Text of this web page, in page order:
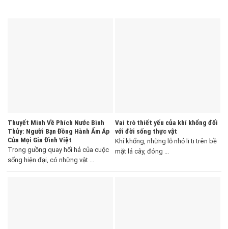
Thuyết Minh Về Phích Nước Bình
Thủy: Người Bạn Đồng Hành Ấm Áp
Của Mọi Gia Đình Việt
Trong guồng quay hối hả của cuộc
sống hiện đại, có những vật ...
Vai trò thiết yếu của khí khổng đối
với đời sống thực vật
Khí khổng, những lỗ nhỏ li ti trên bề
mặt lá cây, đóng ...